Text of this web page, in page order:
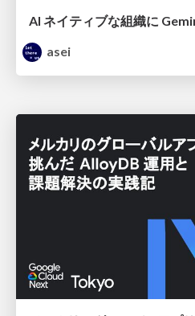
asei